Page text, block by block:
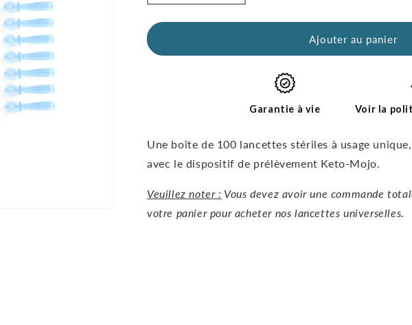
la
quantité
la
quantité
100pcs
Ajouter au panier
Garantie à vie Voir la
Une boîte de 100 lancettes stériles à usage
avec le dispositif de prélèvement Keto-Mojo.
Veuillez noter : Vous devez avoir une commande
votre panier pour acheter nos lancettes universelles.